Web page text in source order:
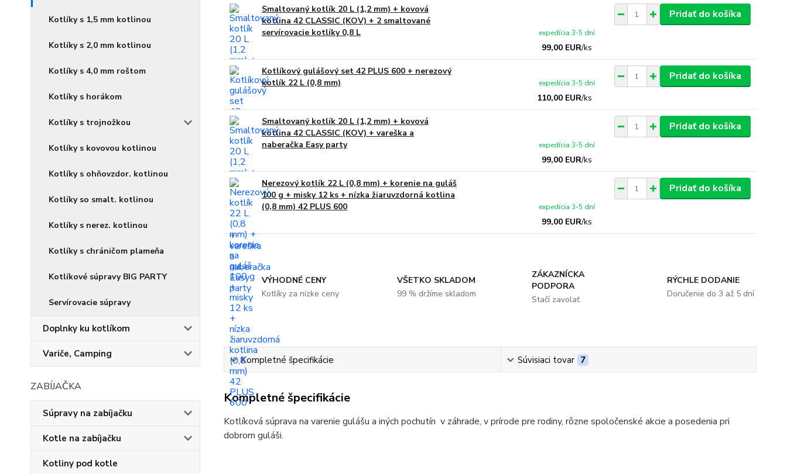
Kotlíky s 1,5 mm kotlinou
Kotlíky s 2,0 mm kotlinou
Kotlíky s 4,0 mm roštom
Kotlíky s horákom
Kotlíky s trojnožkou
Kotlíky s kovovou kotlinou
Kotlíky s ohňovzdor. kotlinou
Kotlíky so smalt. kotlinou
Kotlíky s nerez. kotlinou
Kotlíky s chráničom plameňa
Kotlíkové súpravy BIG PARTY
Servírovacie súpravy
Doplnky ku kotlíkom
Variče, Camping
ZABÍJAČKA
Súpravy na zabíjačku
Kotle na zabíjačku
Kotliny pod kotle
Smaltovaný kotlík 20 L (1,2 mm) + kovová
kotlina 42 CLASSIC (KOV) + 2 smaltované
servírovacie kotlíky 0,8 L
99,00 EUR/ks
expedícia 3-5 dní
Pridať do košíka
Kotlíkový gulášový set 42 PLUS 600 + nerezový
kotlík 22 L (0,8 mm)
110,00 EUR/ks
expedícia 3-5 dní
Pridať do košíka
Smaltovaný kotlík 20 L (1,2 mm) + kovová
kotlina 42 CLASSIC (KOV) + vareška a
naberačka Easy party
99,00 EUR/ks
expedícia 3-5 dní
Pridať do košíka
Nerezový kotlík 22 L (0,8 mm) + korenie na guláš
100 g + misky 12 ks + nízka žiaruvzdorná kotlina
(0,8 mm) 42 PLUS 600
99,00 EUR/ks
expedícia 3-5 dní
Pridať do košíka
VÝHODNÉ CENY
Kotlíky za nízke ceny
VŠETKO SKLADOM
99 % držíme skladom
ZÁKAZNÍCKA
PODPORA
Stačí zavolať
RÝCHLE DODANIE
Doručenie do 3 až 5 dní
Kompletné špecifikácie Súvisiaci tovar 7
Kompletné špecifikácie
Kotlíková súprava na varenie gulášu a iných pochutín v záhrade, v prírode pre rodiny, rôzne spoločenské akcie a posedenia pri
dobrom guláši.